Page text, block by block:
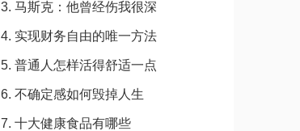
3. 马斯克：他曾经伤我很深
4. 实现财务自由的唯一方法
5. 普通人怎样活得舒适一点
6. 不确定感如何毁掉人生
7. 十大健康食品有哪些